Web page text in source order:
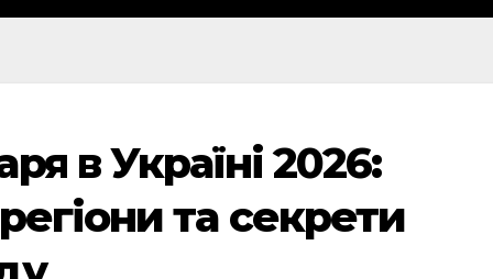
в Україні 2026:
та секрети